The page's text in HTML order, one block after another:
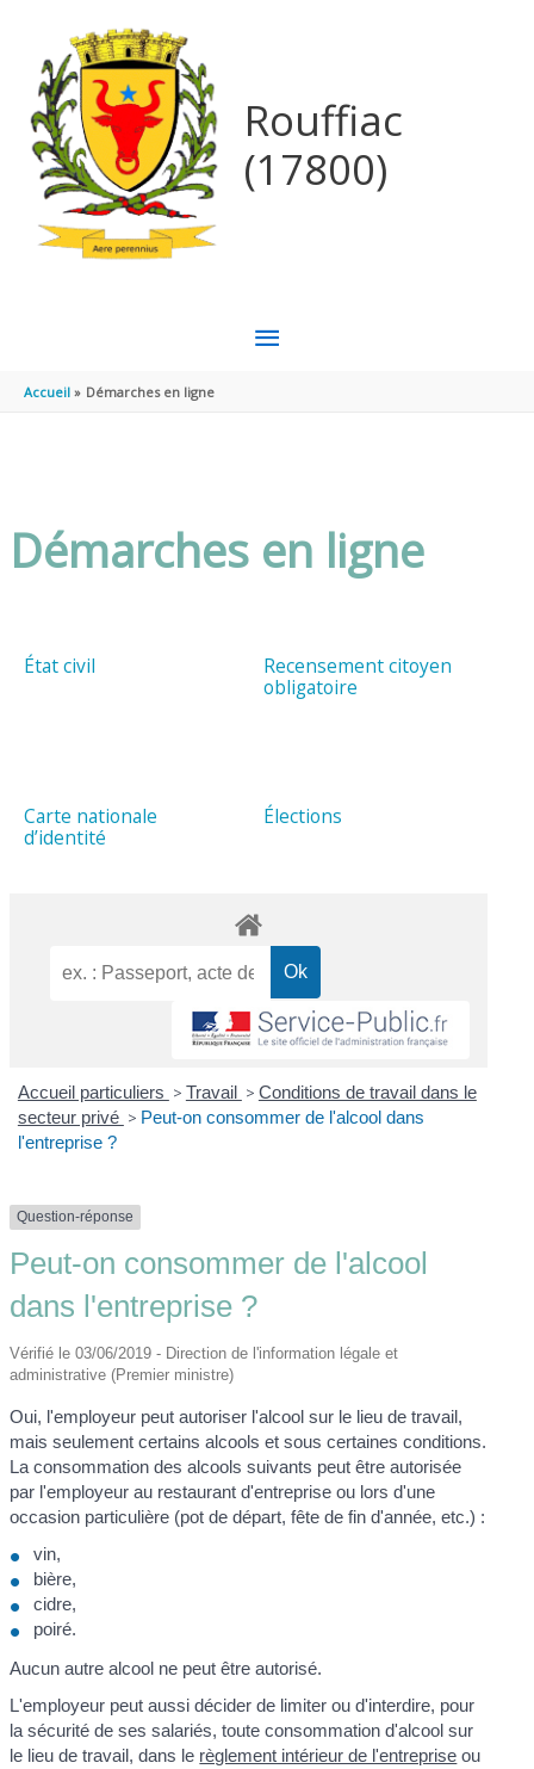
Rouffiac
(17800)
MENU
Accueil Démarches en ligne
Démarches en ligne
État civil
Recensement citoyen
obligatoire
Carte nationale
d’identité
Élections
Accueil particuliers > Travail > Conditions de travail dans le
secteur privé > Peut-on consommer de l'alcool dans
l'entreprise ?
Question-réponse
Peut-on consommer de l'alcool
dans l'entreprise ?
Vérifié le 03/06/2019 - Direction de l'information légale et
administrative (Premier ministre)
Oui, l'employeur peut autoriser l'alcool sur le lieu de travail,
mais seulement certains alcools et sous certaines conditions.
La consommation des alcools suivants peut être autorisée
par l'employeur au restaurant d'entreprise ou lors d'une
occasion particulière (pot de départ, fête de fin d'année, etc.) :
vin,
bière,
cidre,
poiré.
Aucun autre alcool ne peut être autorisé.
L'employeur peut aussi décider de limiter ou d'interdire, pour
la sécurité de ses salariés, toute consommation d'alcool sur
le lieu de travail, dans le règlement intérieur de l'entreprise ou